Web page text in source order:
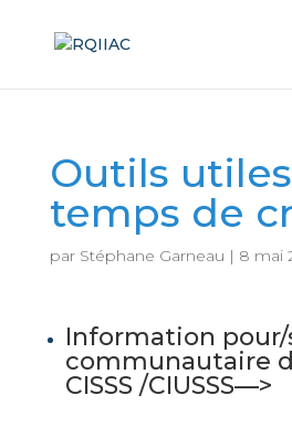
Outils
temps de
par Stéphane Garneau | 8 mai
Information
communautaire
CISSS /CIUSSS—>